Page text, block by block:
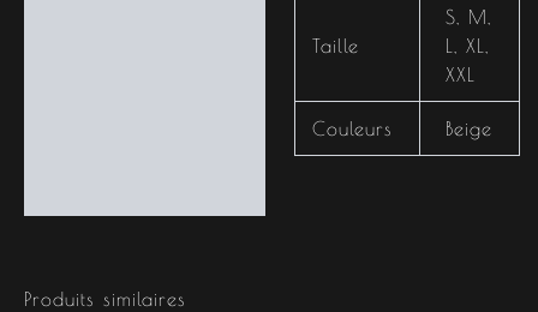
Taille
S M
XL
XXL
Couleurs Beige
Produits similaires